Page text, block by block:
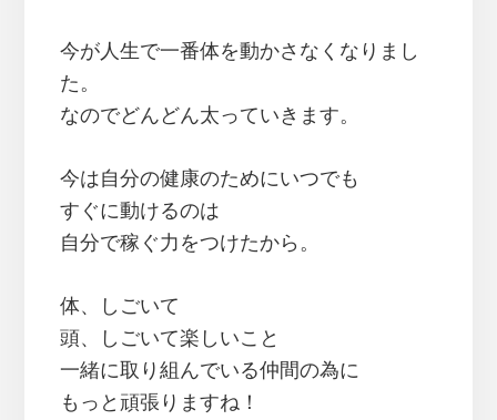
今が人生で一番体を動かさなくなりまし
た。
なのでどんどん太っていきます。
今は自分の健康のためにいつでも
すぐに動けるのは
自分で稼ぐ力をつけたから。
体、しごいて
頭、しごいて楽しいこと
一緒に取り組んでいる仲間の為に
もっと頑張りますね！